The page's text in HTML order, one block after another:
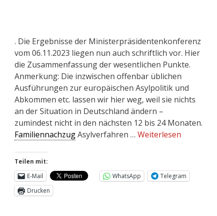
. Die Ergebnisse der Ministerpräsidentenkonferenz
vom 06.11.2023 liegen nun auch schriftlich vor. Hier
die Zusammenfassung der wesentlichen Punkte.
Anmerkung: Die inzwischen offenbar üblichen
Ausführungen zur europäischen Asylpolitik und
Abkommen etc. lassen wir hier weg, weil sie nichts
an der Situation in Deutschland ändern –
zumindest nicht in den nächsten 12 bis 24 Monaten.
FamiliennachzugAsylverfahren … Weiterlesen
Teilen mit:
E-Mail
WhatsApp
Telegram
Drucken